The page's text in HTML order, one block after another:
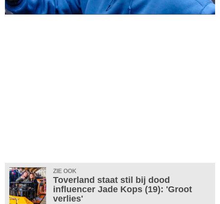
ZIE OOK
Toverland staat stil bij dood
influencer Jade Kops (19): 'Groot
verlies'